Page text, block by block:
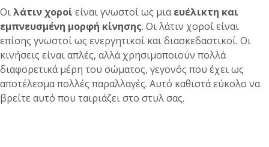
Οιλάτιν χοροί είναι γνωστοί ως μιαευέλικτη και
εμπνευσμένη μορφή κίνησης. Οι λάτιν χοροί είναι
επίσης γνωστοί ως ενεργητικοί και διασκεδαστικοί. Οι
κινήσεις είναι απλές, αλλά χρησιμοποιούν πολλά
διαφορετικά μέρη του σώματος, γεγονός που έχει ως
αποτέλεσμα πολλές παραλλαγές. Αυτό καθιστά εύκολο να
βρείτε αυτό που ταιριάζει στο στυλ σας.